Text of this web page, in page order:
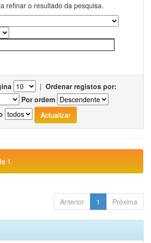
refinar o resultado da pesquisa.
| Ordenar registos por:
Por ordem
1.
Anterior 1 Próxima